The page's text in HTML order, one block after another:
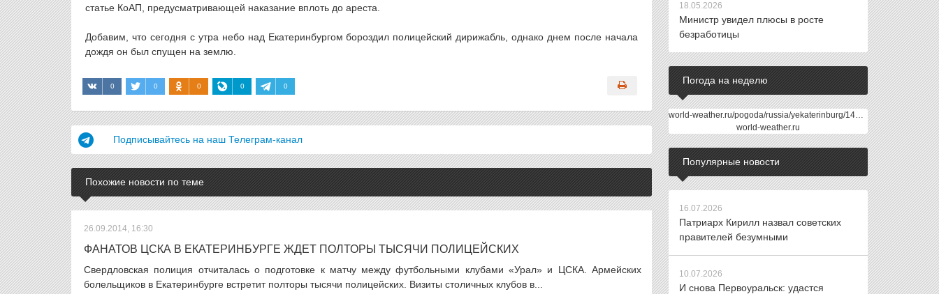
статье КоАП, предусматривающей наказание вплоть до ареста.
Добавим, что сегодня с утра небо над Екатеринбургом бороздил полицейский дирижабль, однако днем после начала
дождя он был спущен на землю.
0 0 0 0 0
Подписывайтесь на наш Телеграм-канал
Похожие новости по теме
26.09.2014, 16:30
ФАНАТОВ ЦСКА В ЕКАТЕРИНБУРГЕ ЖДЕТ ПОЛТОРЫ ТЫСЯЧИ ПОЛИЦЕЙСКИХ
Свердловская полиция отчиталась о подготовке к матчу между футбольными клубами «Урал» и ЦСКА. Армейских
болельщиков в Екатеринбурге встретит полторы тысячи полицейских. Визиты столичных клубов в...
18.05.2026
Министр увидел плюсы в росте
безработицы
Погода на неделю
world-weather.ru/pogoda/russia/yekaterinburg/14days/
world-weather.ru
Популярные новости
16.07.2026
Патриарх Кирилл назвал советских
правителей безумными
10.07.2026
И снова Первоуральск: удастся